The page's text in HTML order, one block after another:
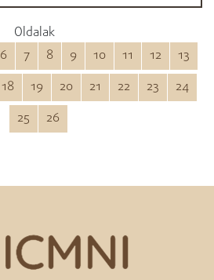
Oldalak
6 7 8 9 10 11 12
13
18 19 20 21 22 23
24
25
26